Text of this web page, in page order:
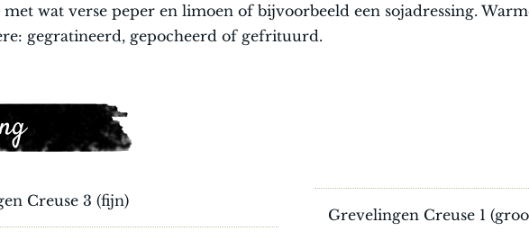
met wat verse peper en limoen of bijvoorbeeld een sojadressing.
gegratineerd, gepocheerd of gefrituurd.
Creuse 3 (fijn)
Grevelingen Creuse 1